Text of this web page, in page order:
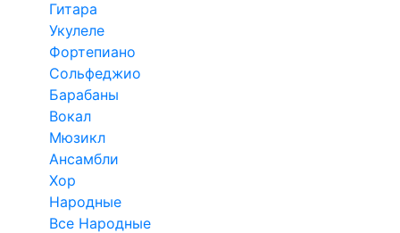
Гитара
Укулеле
Фортепиано
Сольфеджио
Барабаны
Вокал
Мюзикл
Ансамбли
Хор
Народные
Все Народные